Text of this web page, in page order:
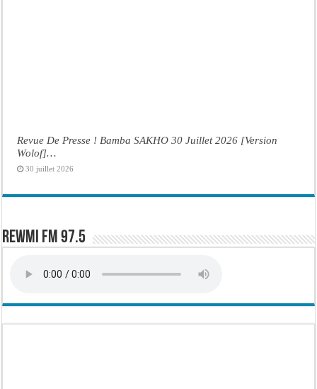
Revue De Presse ! Bamba SAKHO 30 Juillet 2026 [Version
Wolof]…
30 juillet 2026
Rewmi FM 97.5